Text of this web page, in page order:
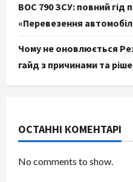
ВОС 790 ЗСУ: повний гід
«Перевезення
Чому не оновлюється
гайд з причинами та
ОСТАННІ КОМЕНТАРІ
No comments to show.